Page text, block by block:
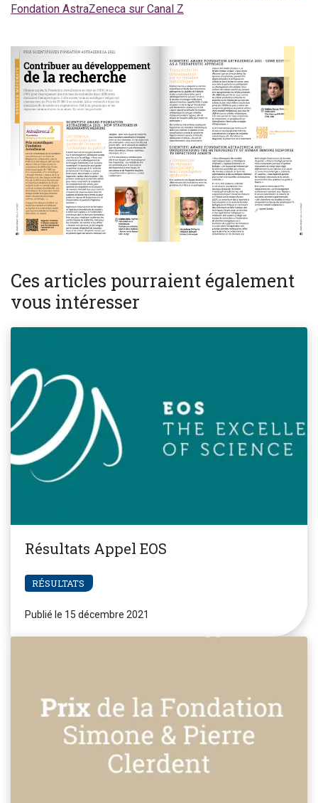
Fondation AstraZeneca sur Canal Z
Ces articles pourraient également
vous intéresser
Résultats Appel EOS
RÉSULTATS
Publié le 15 décembre 2021